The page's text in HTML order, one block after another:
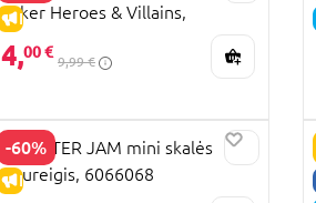
IŠPARDAVIMAS
Joker Heroes & Villains,
6064604
4,00 €
9,99 €
-60%
IŠPARDAVIMAS
MONSTER JAM mini skalės
visureigis, 6066068